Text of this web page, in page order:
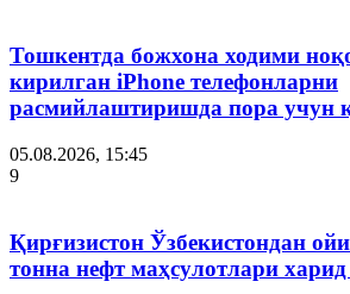
Тошкентда божхона ходими
кирилган iPhone телефонларни
расмийлаштиришда пора учун
05.08.2026, 15:45
9
Қирғизистон Ўзбекистондан
тонна нефт маҳсулотлари